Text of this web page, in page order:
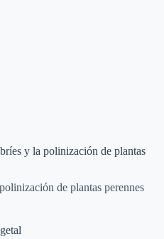
y la polinización de plantas
de plantas perennes